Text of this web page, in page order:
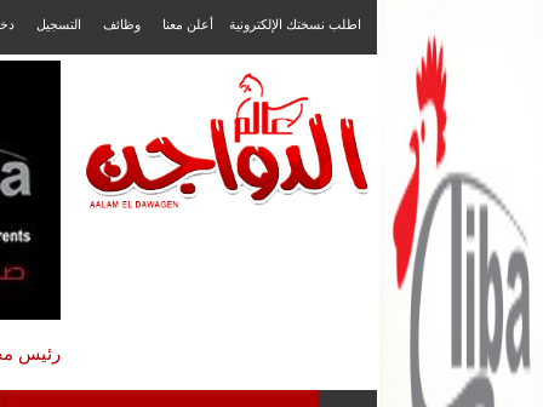
اطلب نسختك الإلكترونية أعلن معنا وظائف التسجيل
رئيس